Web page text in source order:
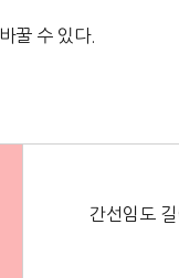
꿀 수 있다.
간선임도 길